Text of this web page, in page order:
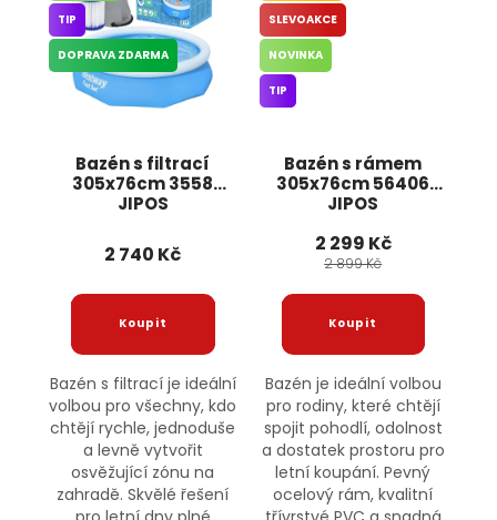
Bazén s filtrací
305x76cm 3558
JIPOS
TIP
DOPRAVA ZDARMA
2 740 Kč
Bazén s filtrací je ideální
volbou pro všechny, kdo
chtějí rychle, jednoduše
a levně vytvořit
osvěžující zónu na
zahradě. Skvělé řešení
Bazén s rámem
305x76cm 56406
JIPOS
SLEVOAKCE
NOVINKA
TIP
2 299 Kč
2 899 Kč
Bazén je ideální volbou
pro rodiny, které chtějí
spojit pohodlí, odolnost
a dostatek prostoru pro
letní koupání. Pevný
ocelový rám, kvalitní